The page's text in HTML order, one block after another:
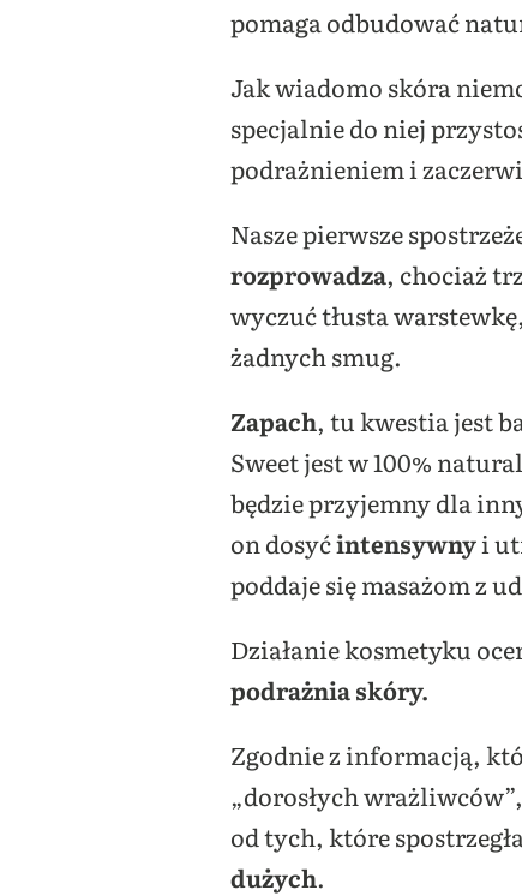
pomaga odbudować
Jak wiadomo skóra
specjalnie do niej
podrażnieniem i
Nasze pierwsze
rozprowadza, chociaż
wyczuć tłusta
żadnych smug.
Zapach, tu kwestia jest
Sweet jest w 100%
będzie przyjemny dla
on dosyćintensywnyi
poddaje się masażom z
Działanie kosmetyku
podrażnia skóry.
Zgodnie z informacją,
„dorosłych
od tych, które
dużych.